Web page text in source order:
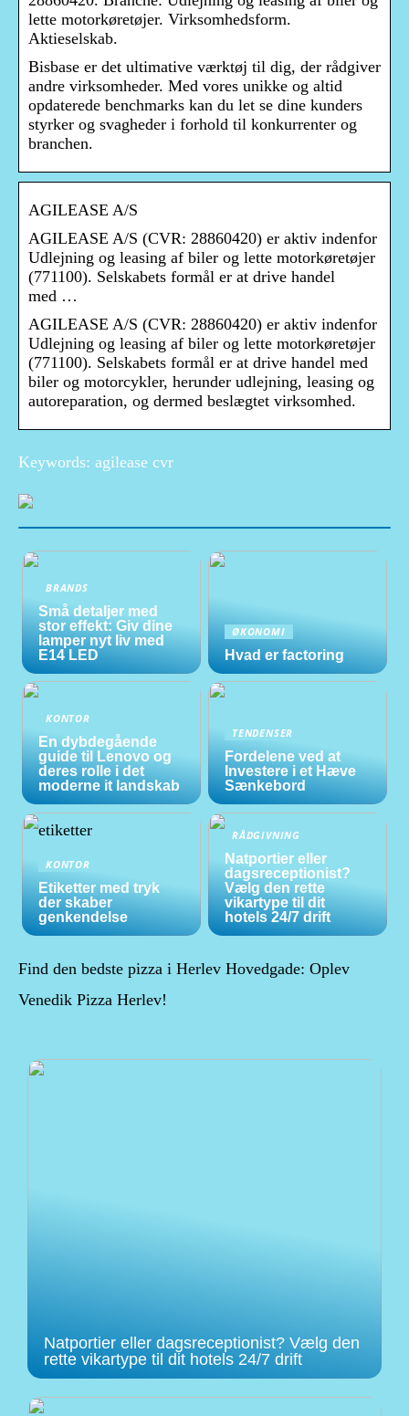
lette motorkøretøjer. Virksomhedsform.
Aktieselskab.
Bisbase er det ultimative værktøj til dig, der rådgiver
andre virksomheder. Med vores unikke og altid
opdaterede benchmarks kan du let se dine kunders
styrker og svagheder i forhold til konkurrenter og
branchen.
AGILEASE A/S
AGILEASE A/S (CVR: 28860420) er aktiv indenfor
Udlejning og leasing af biler og lette motorkøretøjer
(771100). Selskabets formål er at drive handel
med …
AGILEASE A/S (CVR: 28860420) er aktiv indenfor
Udlejning og leasing af biler og lette motorkøretøjer
(771100). Selskabets formål er at drive handel med
biler og motorcykler, herunder udlejning, leasing og
autoreparation, og dermed beslægtet virksomhed.
Keywords: agilease cvr
BRANDS
Små detaljer med
stor effekt: Giv dine
lamper nyt liv med
E14 LED
ØKONOMI
Hvad er factoring
KONTOR
En dybdegående
guide til Lenovo og
deres rolle i det
moderne it landskab
TENDENSER
Fordelene ved at
Investere i et Hæve
Sænkebord
KONTOR
Etiketter med tryk
der skaber
genkendelse
RÅDGIVNING
Natportier eller
dagsreceptionist?
Vælg den rette
vikartype til dit
hotels 24/7 drift
Find den bedste pizza i Herlev Hovedgade: Oplev
Venedik Pizza Herlev!
Natportier eller dagsreceptionist? Vælg den
rette vikartype til dit hotels 24/7 drift